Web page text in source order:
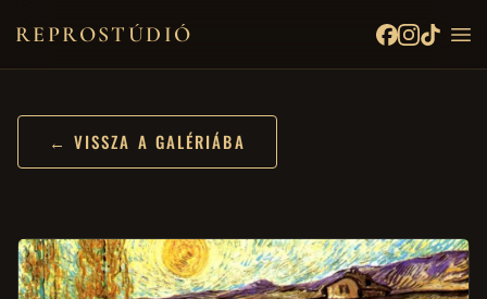
REPROSTÚDIÓ
← VISSZA A GALÉRIÁBA